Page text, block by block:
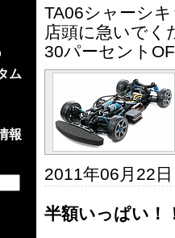
TA06シャーシ
店頭に急いでく
30パーセント
2011年06月22
半額いっぱい！
ム
報